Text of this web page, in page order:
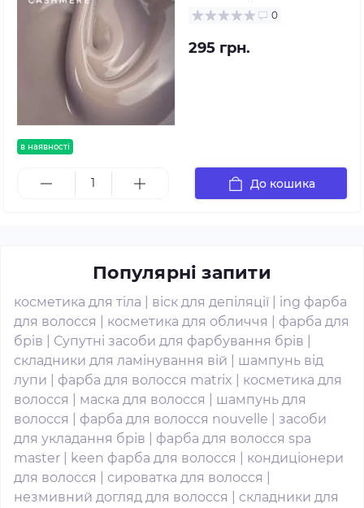
в наявності
0
295 грн.
До кошика
Популярні запити
косметика для тіла віск для депіляції
ing фарба
для волосся
косметика для обличчя
фарба для
брів
Супутні засоби для фарбування брів
складники для ламінування вій
шампунь від
лупи
фарба для волосся matrix
косметика для
волосся
маска для волосся
шампунь для
волосся
фарба для волосся nouvelle
засоби
для укладання брів
фарба для волосся spa
master
keen фарба для волосся
кондиціонери
для волосся
сироватка для волосся
незмивний догляд для волосся
складники для